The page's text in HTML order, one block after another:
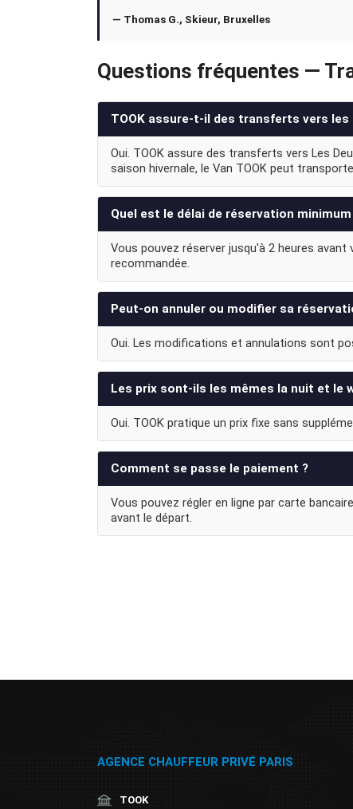
— Thomas G., Skieur, Bruxelles
Questions fréquentes —
TOOK assure-t-il des transferts vers
Oui. TOOK assure des transferts vers Les
saison hivernale, le Van TOOK peut
Quel est le délai de réservation minimum
Vous pouvez réserver jusqu'à 2 heures
recommandée.
Peut-on annuler ou modifier sa
Oui. Les modifications et annulations sont
Les prix sont-ils les mêmes la nuit et le
Oui. TOOK pratique un prix fixe sans
Comment se passe le paiement ?
Vous pouvez régler en ligne par carte
avant le départ.
AGENCE CHAUFFEUR PRIVÉ PARIS
TOOK